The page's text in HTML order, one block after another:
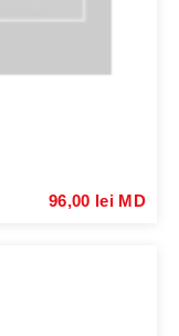
96,00 lei MD